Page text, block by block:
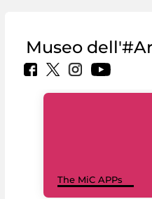
Museo
The MiC APPs